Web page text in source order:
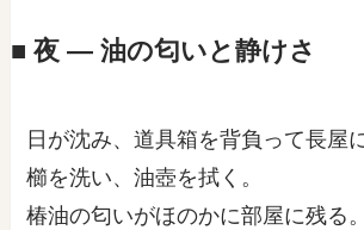
■ 夜 ― 油の匂いと静けさ
日が沈み、道具箱を背負って長屋
櫛を洗い、油壺を拭く。
椿油の匂いがほのかに部屋に残る。